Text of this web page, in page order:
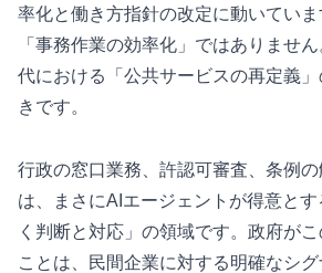
率化と働き方指針の改定に動いてい
「事務作業の効率化」ではありませ
代における「公共サービスの再定義
きです。
行政の窓口業務、許認可審査、条例
は、まさにAIエージェントが得意と
く判断と対応」の領域です。政府が
ことは、民間企業に対する明確なシ